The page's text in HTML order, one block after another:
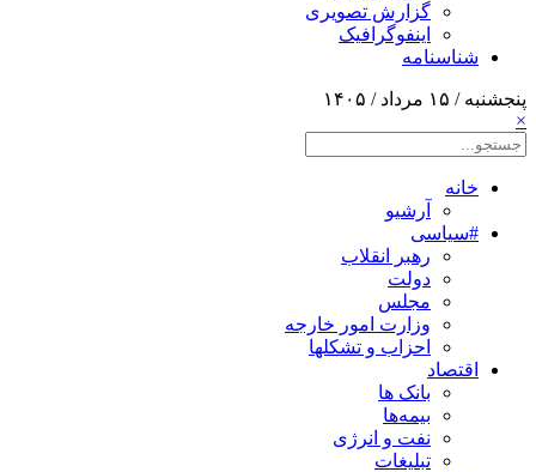
گزارش تصویری
اینفوگرافیک
شناسنامه
پنجشنبه / ۱۵ مرداد / ۱۴۰۵
×
خانه
آرشیو
#سیاسی
رهبر انقلاب
دولت
مجلس
وزارت امور خارجه
احزاب و تشکلها
اقتصاد
بانک ها
بیمه‌ها
نفت و انرژی
تبلیغات